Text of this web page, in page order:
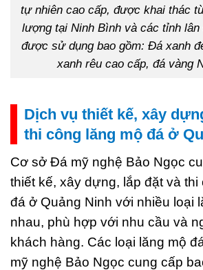
tự nhiên cao cấp, được khai thác
lượng tại Ninh Bình và các tỉnh lân
được sử dụng bao gồm: Đá xanh
xanh rêu cao cấp, đá vàng
Dịch vụ thiết kế, xây
thi công lăng mộ đá ở
Cơ sở Đá mỹ nghệ Bảo Ngọc
thiết kế, xây dựng, lắp đặt và thi
đá ở Quảng Ninh với nhiều loại
nhau, phù hợp với nhu cầu và
khách hàng. Các loại lăng mộ
mỹ nghệ Bảo Ngọc cung cấp